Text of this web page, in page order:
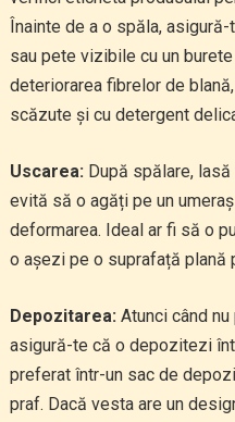
Înainte de a o spăla,
sau pete vizibile cu un
deteriorarea fibrelor de
scăzute și cu detergent
Uscarea: După spălare,
evită să o agăți pe un
deformarea. Ideal ar fi să o
o așezi pe o suprafață plană
Depozitarea: Atunci când
asigură-te că o depozitezi
preferat într-un sac de
praf. Dacă vesta are un